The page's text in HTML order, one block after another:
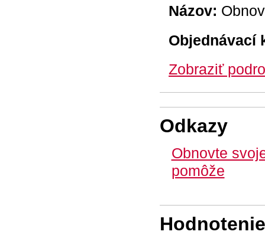
Názov:
Objednávací
Zobraziť
Odkazy
Obnovte
pomôže